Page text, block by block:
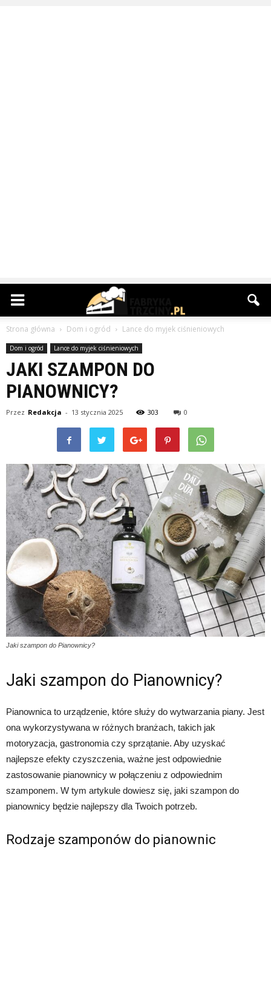
Strona główna Dom i ogród Lance do myjek ciśnieniowych
Dom i ogród Lance do myjek ciśnieniowych
JAKI SZAMPON DO
PIANOWNICY?
Przez Redakcja - 13 stycznia 2025 303 0
Jaki szampon do Pianownicy?
Jaki szampon do Pianownicy?
Pianownica to urządzenie, które służy do wytwarzania piany. Jest
ona wykorzystywana w różnych branżach, takich jak
motoryzacja, gastronomia czy sprzątanie. Aby uzyskać
najlepsze efekty czyszczenia, ważne jest odpowiednie
zastosowanie pianownicy w połączeniu z odpowiednim
szamponem. W tym artykule dowiesz się, jaki szampon do
pianownicy będzie najlepszy dla Twoich potrzeb.
Rodzaje szamponów do pianownic